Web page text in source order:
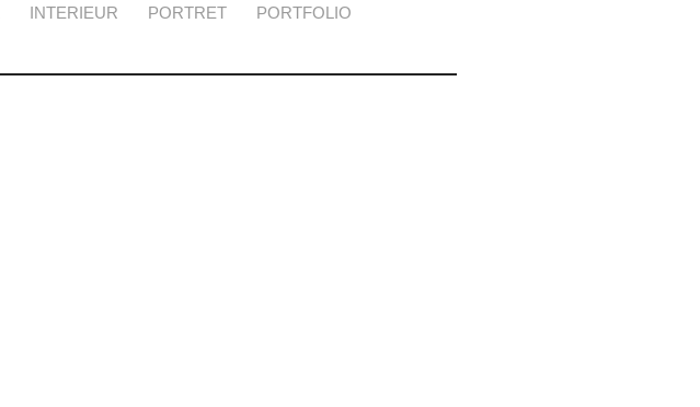
INTERIEUR PORTRET PORTFOLIO